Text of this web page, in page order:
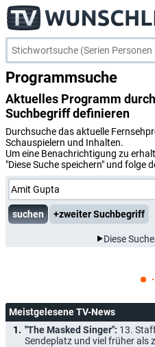
Programmsuche
Aktuelles Programm
Suchbegriff definieren
Durchsuche das aktuelle
Schauspielern und Inhalten.
Um eine Benachrichtigung zu
"Diese Suche speichern" und folge
+zweiter Suchbegriff
Diese
Meistgelesene TV-News
"The Masked Singer": 13.
Sendeplatz und viel früher als